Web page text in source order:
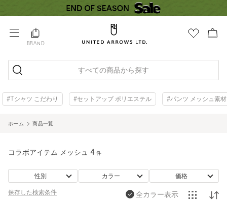
BRAND
すべての商品から探す
#Tシャツ こだわり #セットアップ ポリエステル #パンツ メッシュ素材
ホーム 商品一覧
コラボアイテム メッシュ 4 件
性別 カラー 価格
保存した検索条件 全カラー表示